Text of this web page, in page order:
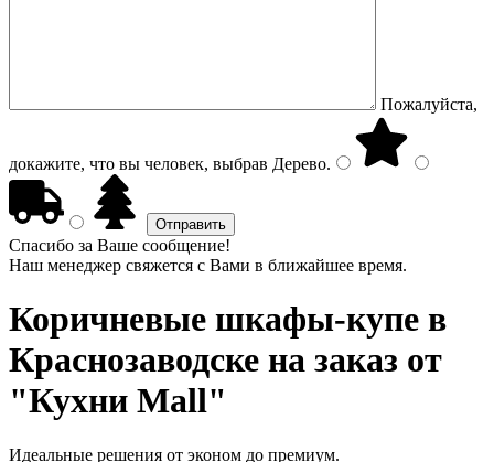
Пожалуйста,
докажите, что вы человек, выбрав Дерево.
Спасибо за Ваше сообщение!
Наш менеджер свяжется с Вами в ближайшее время.
Коричневые шкафы-купе в
Краснозаводске на заказ от
"Кухни Mall"
Идеальные решения от эконом до премиум.